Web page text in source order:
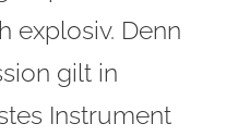
explosiv. Denn
gilt in
Instrument